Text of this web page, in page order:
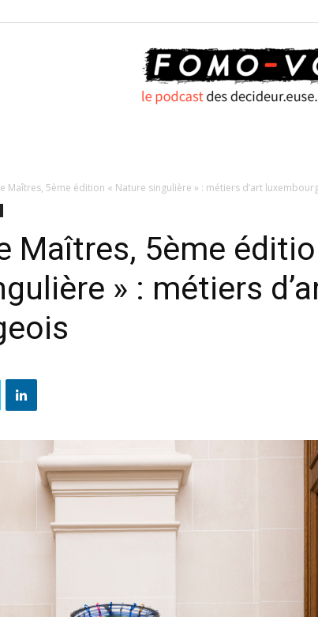
VOX
Maîtres, 5ème édition « Nature singulière » : métiers d’art
Maîtres, 5ème
» : métiers